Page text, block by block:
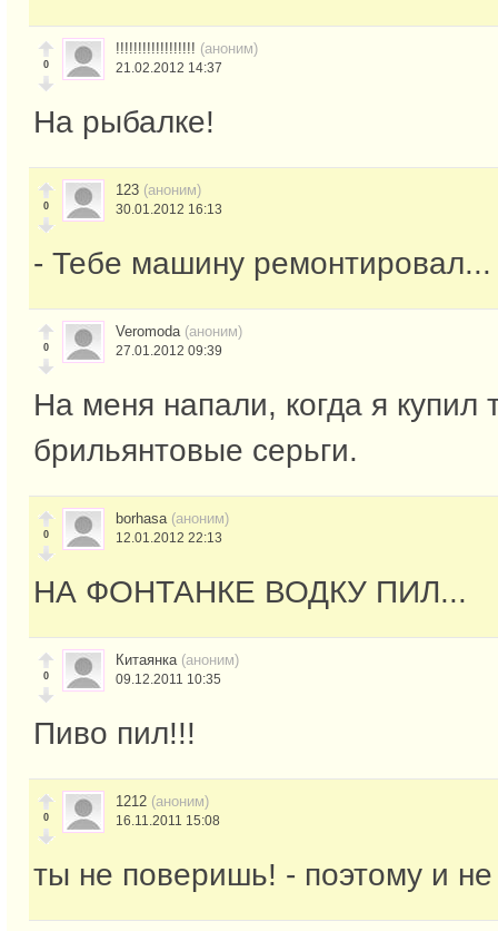
0
!!!!!!!!!!!!!!!!!! (аноним)
21.02.2012 14:37
На рыбалке!
0
123 (аноним)
30.01.2012 16:13
- Тебе машину ремонтировал...
0
Veromoda (аноним)
27.01.2012 09:39
На меня напали, когда я купил
брильянтовые серьги.
0
borhasa (аноним)
12.01.2012 22:13
НА ФОНТАНКЕ ВОДКУ ПИЛ...
0
Китаянка (аноним)
09.12.2011 10:35
Пиво пил!!!
0
1212 (аноним)
16.11.2011 15:08
ты не поверишь! - поэтому и